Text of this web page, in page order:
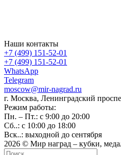
Наши контакты
+7 (499) 151-52-01
+7 (499) 151-52-01
WhatsApp
Telegram
moscow@mir-nagrad.ru
г. Москва, Ленинградский
Режим работы:
Пн. – Пт.: с 9:00 до 20:00
Сб..: с 10:00 до 18:00
Вск..: выходной до сентября
2026 © Мир наград – кубки,